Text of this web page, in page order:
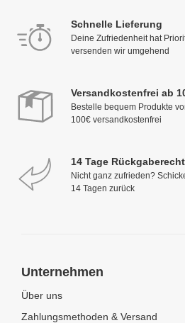
Schnelle Lieferung
Deine Zufriedenheit hat
versenden wir umgehend
Versandkostenfrei ab
Bestelle bequem Produkte
100€ versandkostenfrei
14 Tage Rückgaberecht
Nicht ganz zufrieden?
14 Tagen zurück
Unternehmen
Über uns
Zahlungsmethoden & Versand